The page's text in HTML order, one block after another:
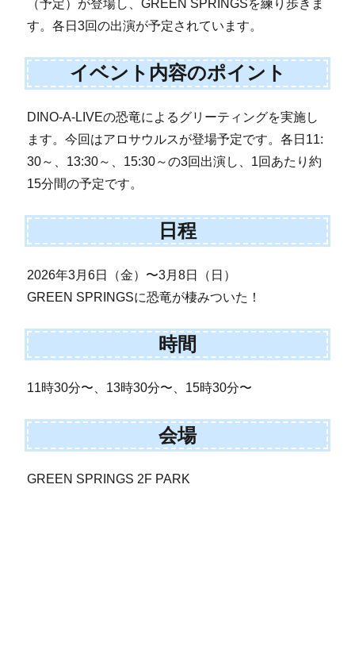
（予定）が登場し、GREEN SPRINGSを練り歩きま
す。各日3回の出演が予定されています。
イベント内容のポイント
DINO-A-LIVEの恐竜によるグリーティングを実施し
ます。今回はアロサウルスが登場予定です。各日11:
30～、13:30～、15:30～の3回出演し、1回あたり約
15分間の予定です。
日程
2026年3月6日（金）〜3月8日（日）
GREEN SPRINGSに恐竜が棲みついた！
時間
11時30分〜、13時30分〜、15時30分〜
会場
GREEN SPRINGS 2F PARK